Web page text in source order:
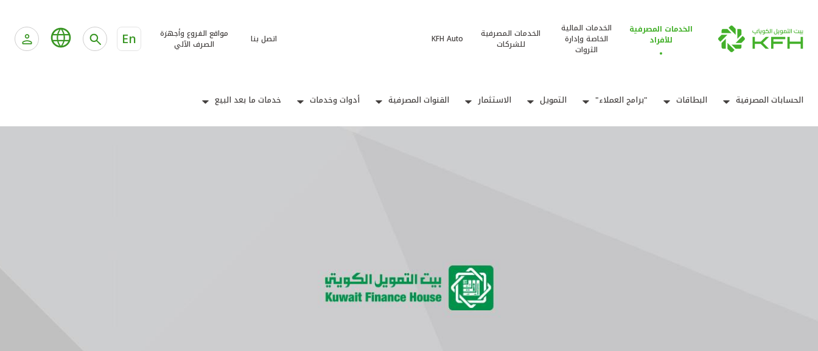
الخدمات المصرفية
للأفراد
الخدمات المالية
الخاصة وإدارة
الثروات
الخدمات المصرفية
للشركات
KFH Auto اتصل بنا
مواقع الفروع وأجهزة
الصرف الآلي
En
الحسابات المصرفية البطاقات "برامج العملاء" التمويل الاستثمار القنوات المصرفية أدوات وخدمات خدمات ما بعد البيع